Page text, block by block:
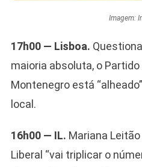
Imagem:
17h00 — Lisboa.
maioria absoluta, o
Montenegro está
local.
16h00 — IL. Mariana
Liberal “vai triplicar o